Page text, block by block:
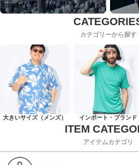
カテゴリーから探す
大きいサイズ（メンズ） インポート・ブランド
アイテムカテゴリ